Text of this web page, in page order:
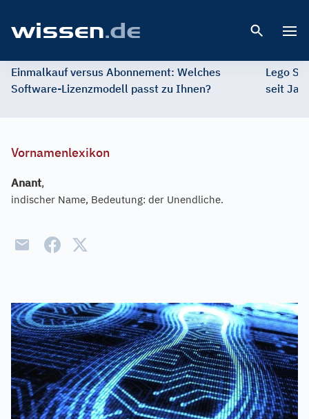
Einmalkauf versus Abonnement: Welches
Software-Lizenzmodell passt zu Ihnen?
Lego
seit
Vornamenlexikon
Anant,
indischer Name, Bedeutung: der Unendliche.